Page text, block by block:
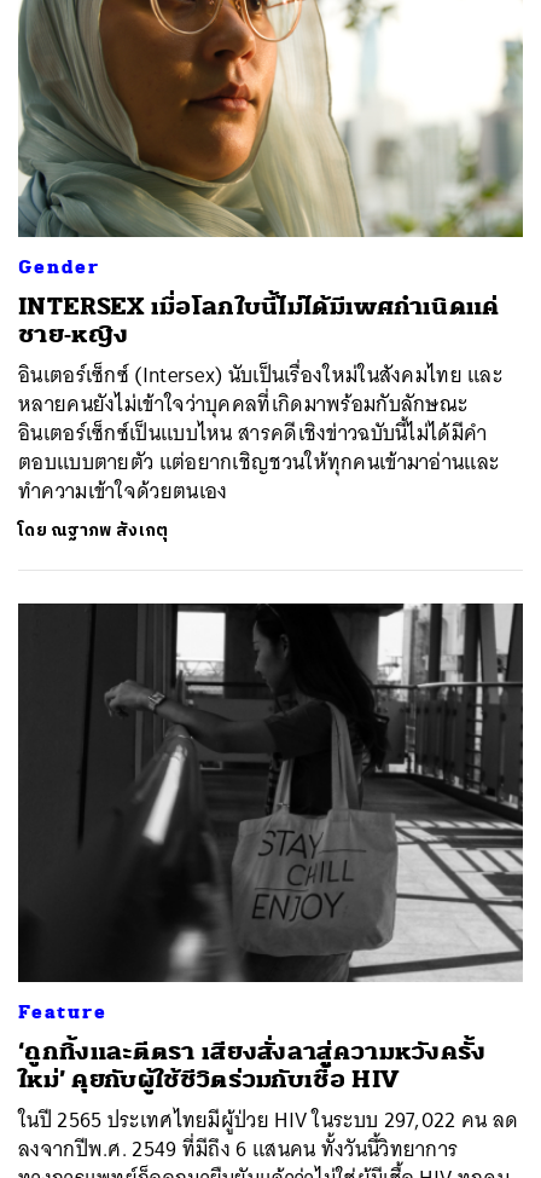
Gender
INTERSEX เมื่อโลกใบนี้ไม่ได้มีเพศกำเนิดแค่
ชาย-หญิง
อินเตอร์เซ็กซ์ (Intersex) นับเป็นเรื่องใหม่ในสังคมไทย และ
หลายคนยังไม่เข้าใจว่าบุคคลที่เกิดมาพร้อมกับลักษณะ
อินเตอร์เซ็กซ์เป็นแบบไหน สารคดีเชิงข่าวฉบับนี้ไม่ได้มีคำ
ตอบแบบตายตัว แต่อยากเชิญชวนให้ทุกคนเข้ามาอ่านและ
ทำความเข้าใจด้วยตนเอง
โดย ณฐาภพ สังเกตุ
Feature
‘ถูกทิ้งและตีตรา เสียงสั่งลาสู่ความหวังครั้ง
ใหม่’ คุยกับผู้ใช้ชีวิตร่วมกับเชื้อ HIV
ในปี 2565 ประเทศไทยมีผู้ป่วย HIV ในระบบ 297,022 คน ลด
ลงจากปีพ.ศ. 2549 ที่มีถึง 6 แสนคน ทั้งวันนี้วิทยาการ